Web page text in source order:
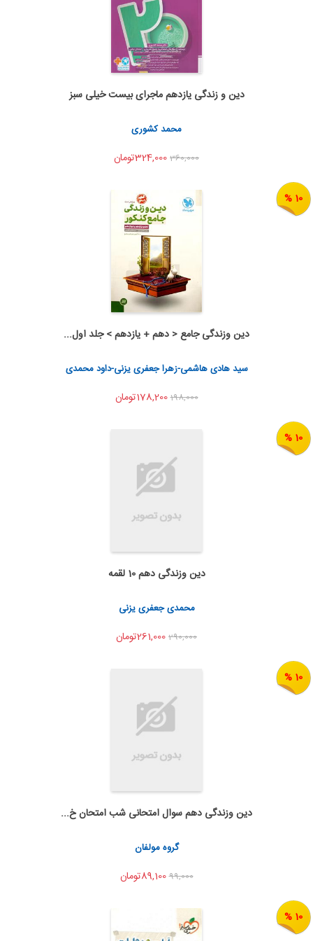
اضافه به سبد خرید
اشتراک گذاری
دین و زندگی یازدهم ماجرای بیست خیلی سبز
محمد کشوری
360,000
10 %
اضافه به سبد خرید
اشتراک گذاری
دین وزندگی جامع < دهم + یازدهم > جلد اول...
سید هادی هاشمی-زهرا جعفری یزنی-داود محمدی
198,000178,200تومان
10 %
اضافه به سبد خرید
اشتراک گذاری
دین وزندگی دهم 10 لقمه
محمدی جعفری یزنی
290,000
10 %
اضافه به سبد خرید
اشتراک گذاری
دین وزندگی دهم سوال امتحانی شب امتحان خ...
گروه مولفان
99,00089,100تومان
10 %